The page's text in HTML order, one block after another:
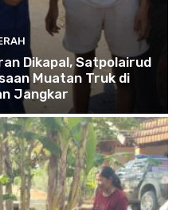
Dikapal, Satpolairud
Muatan Truk di
Jangkar